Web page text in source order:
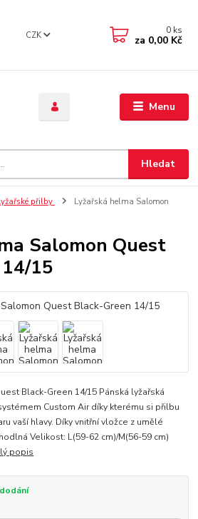
Menu
CZK
Hledat
0 ks
za 0,00 Kč
přilby
Lyžařská helma Salomon
Salomon Quest
15
Black-Green 14/15 Pánská lyžařská
Custom Air díky kterému si přilbu
vaší hlavy. Díky vnitřní vložce z umělé
Velikost: L(59-62 cm)/M(56-59 cm)
popis